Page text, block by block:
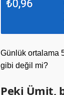
Günlük ortalama
gibi değil mi?
Peki Ümit,